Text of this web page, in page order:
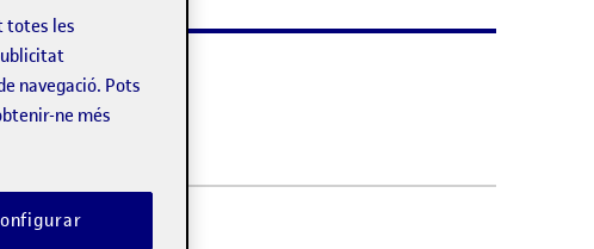
totes les
navegació. Pots
ne més